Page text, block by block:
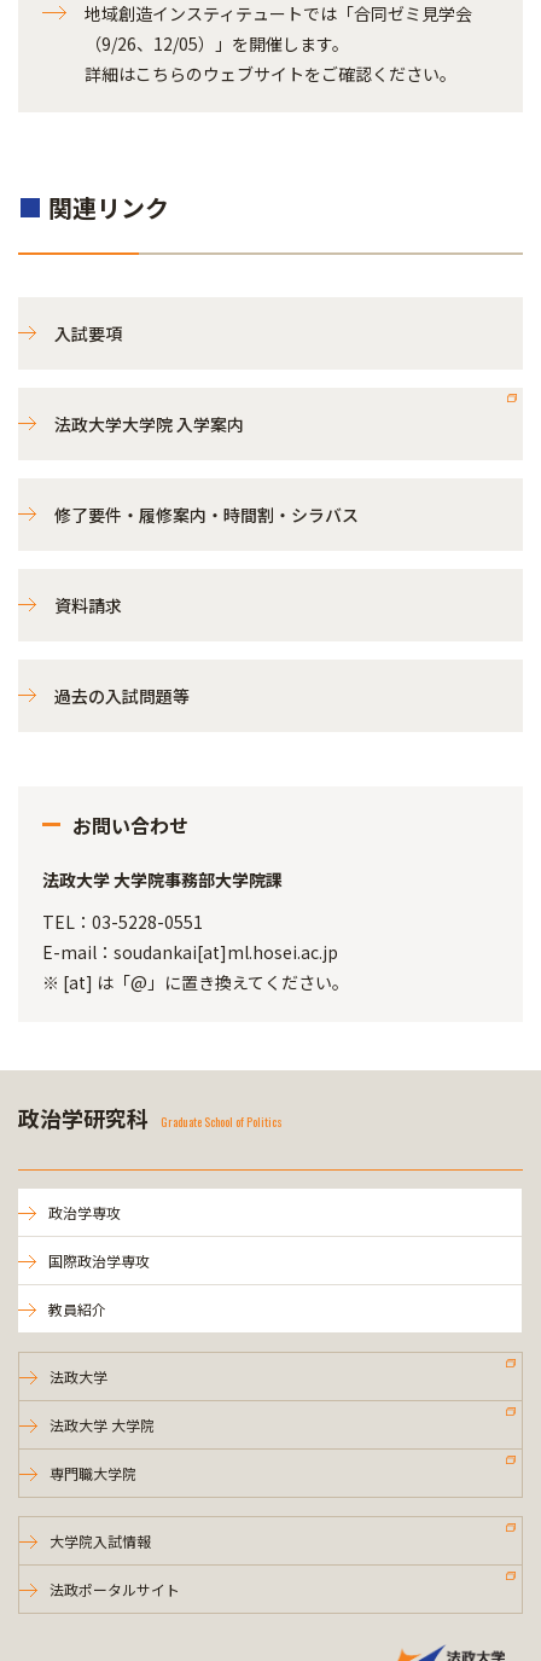
地域創造インスティテュートでは「合同ゼミ見学会
（9/26、12/05）」を開催します。
詳細はこちらのウェブサイトをご確認ください。
■ 関連リンク
入試要項
法政大学大学院 入学案内
修了要件・履修案内・時間割・シラバス
資料請求
過去の入試問題等
お問い合わせ
法政大学 大学院事務部大学院課
TEL：03-5228-0551
E-mail：soudankai[at]ml.hosei.ac.jp
※ [at] は「@」に置き換えてください。
政治学研究科 Graduate School of Politics
政治学専攻
国際政治学専攻
教員紹介
法政大学
法政大学 大学院
専門職大学院
大学院入試情報
法政ポータルサイト